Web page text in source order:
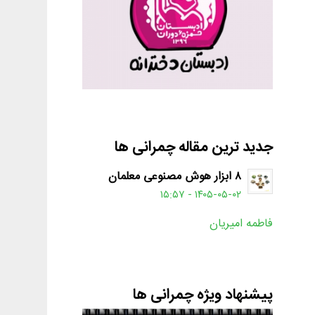
جدید ترین مقاله چمرانی ها
۸ ابزار هوش مصنوعی معلمان
۱۴۰۵-۰۵-۰۲ - ۱۵:۵۷
فاطمه امیریان
پیشنهاد ویژه چمرانی ها